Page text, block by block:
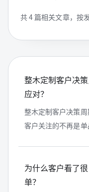
共4篇相关文章，按
整木定制客户决
应对？
整木定制客户决策周
客户关注的不再是
为什么客户看了
单？